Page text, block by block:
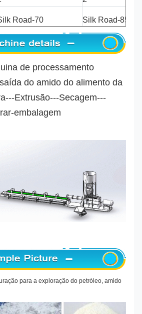
Road-70 Silk Road-85
250kg/h
400-500kg/h
de processamento
do amido do alimento da
Extrusão---Secagem---
embalagem
para a exploração do petróleo, amido